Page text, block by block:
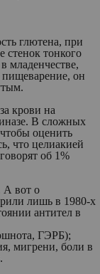
глютена, при
стенок тонкого
младенчестве,
пищеварение, он
крови на
В сложных
оценить
что целиакией
об 1%
А вот о
лишь в 1980-х
антител в
ГЭРБ);
мигрени, боли в